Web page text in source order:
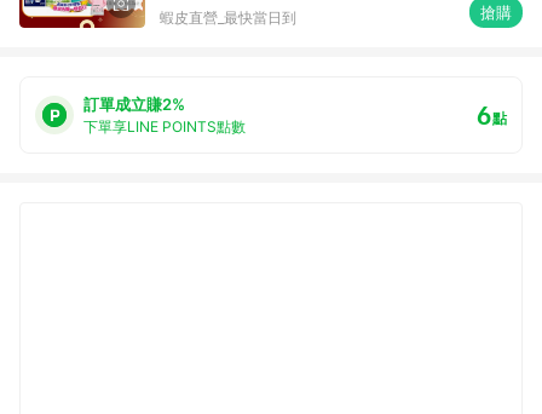
蝦皮直營_最快當日到 搶購
訂單成立賺2%
下單享LINE POINTS點數 6點